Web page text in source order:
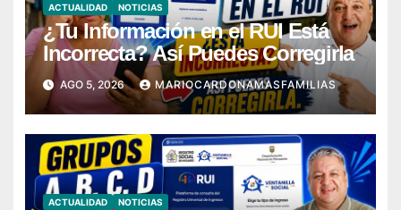
ACTUALIDAD NOTICIAS
¿Tu Información en el RUI Está
Incorrecta? Así Puedes Corregirla
AGO 5, 2026 MARIOCARDONAMASFAMILIAS
ACTUALIDAD NOTICIAS